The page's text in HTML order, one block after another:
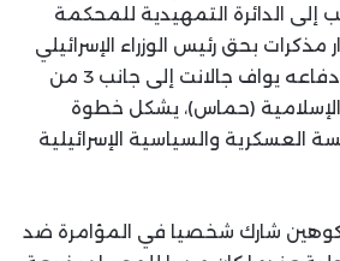
إلى الدائرة التمهيدية للمحكمة
مذكرات بحق رئيس الوزراء الإسرائيلي
بنيامين نتنياهو،ووزير دفاعه يواف جالانت إلى جانب 3 من
(حماس)، يشكل خطوة
والسياسية الإسرائيلية
كوهين شارك شخصيا في المؤامرة ضد